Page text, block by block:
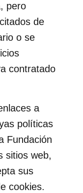
pero
de
o se
contratado
a
políticas
Fundación
sitios web,
sus
cookies.